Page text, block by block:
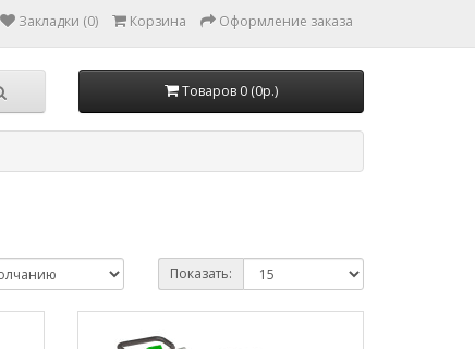
Закладки (0) Корзина Оформление заказа
Товаров 0 (0р.)
Показать: